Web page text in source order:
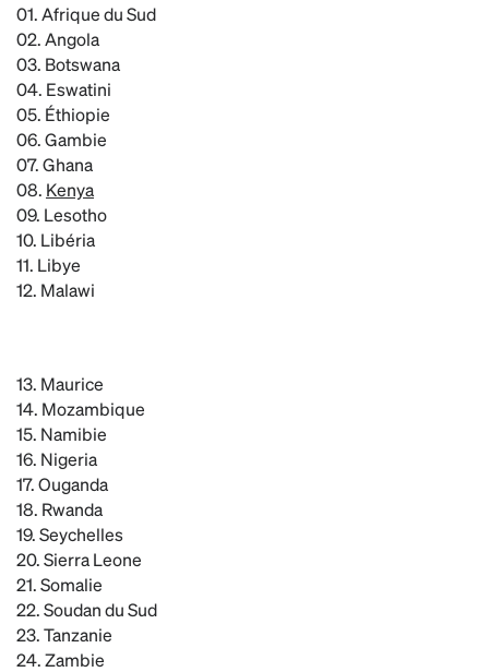
01. Afrique du Sud
02. Angola
03. Botswana
04. Eswatini
05. Éthiopie
06. Gambie
07. Ghana
08. Kenya
09. Lesotho
10. Libéria
11. Libye
12. Malawi
13. Maurice
14. Mozambique
15. Namibie
16. Nigeria
17. Ouganda
18. Rwanda
19. Seychelles
20. Sierra Leone
21. Somalie
22. Soudan du Sud
23. Tanzanie
24. Zambie